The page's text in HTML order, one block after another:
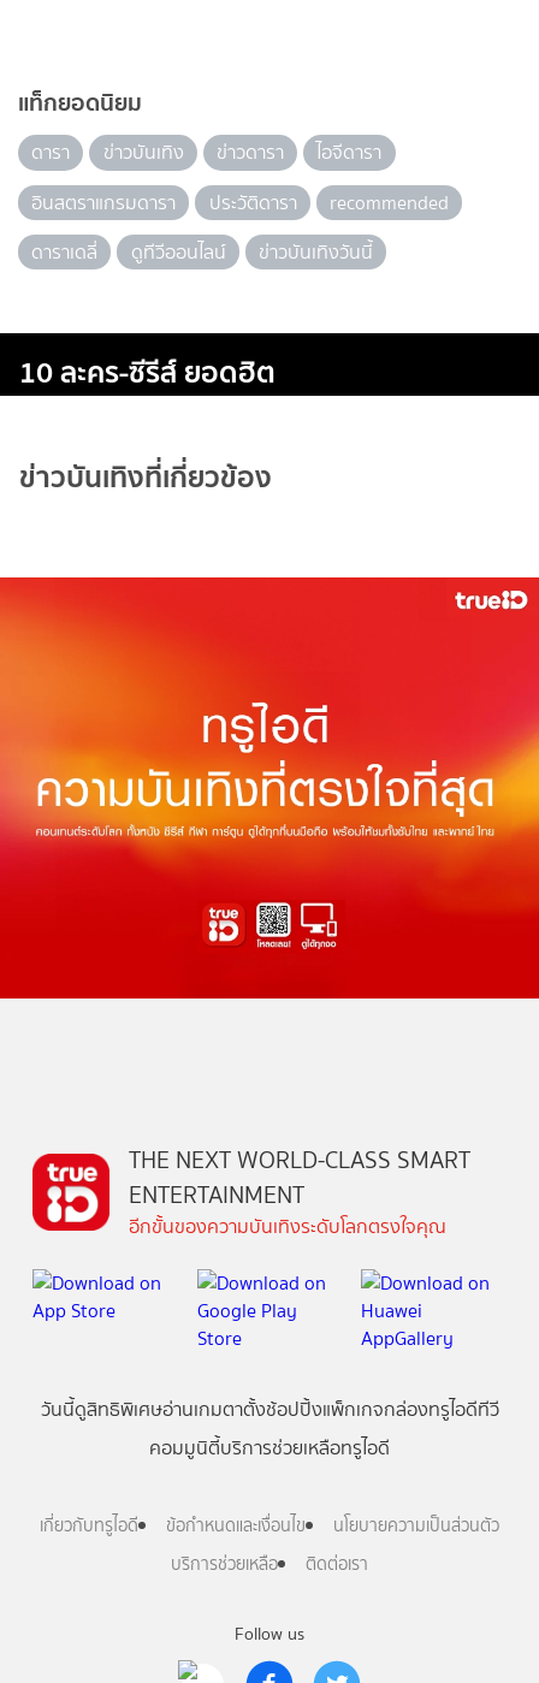
แท็กยอดนิยม
ดารา ข่าวบันเทิง ข่าวดารา
ไอจีดารา
อินสตราแกรมดารา
ประวัติดารา
recommended
ดาราเดลี่
ดูทีวีออนไลน์ ข่าวบันเทิงวันนี้
10 ละคร-ซีรีส์ ยอดฮิต
ข่าวบันเทิงที่เกี่ยวข้อง
Follow us
THE NEXT WORLD-CLASS SMART
ENTERTAINMENT
อีกขั้นของความบันเทิงระดับโลกตรงใจคุณ
วันนี้ดูสิทธิพิเศษอ่านเกมตาตั้งช้อปปิ้งแพ็กเกจกล่องทรูไอดีทีวี
คอมมูนิตี้บริการช่วยเหลือทรูไอดี
เกี่ยวกับทรูไอดี ข้อกำหนดและเงื่อนไข
นโยบายความเป็นส่วนตัว
บริการช่วยเหลือ
ติดต่อเรา